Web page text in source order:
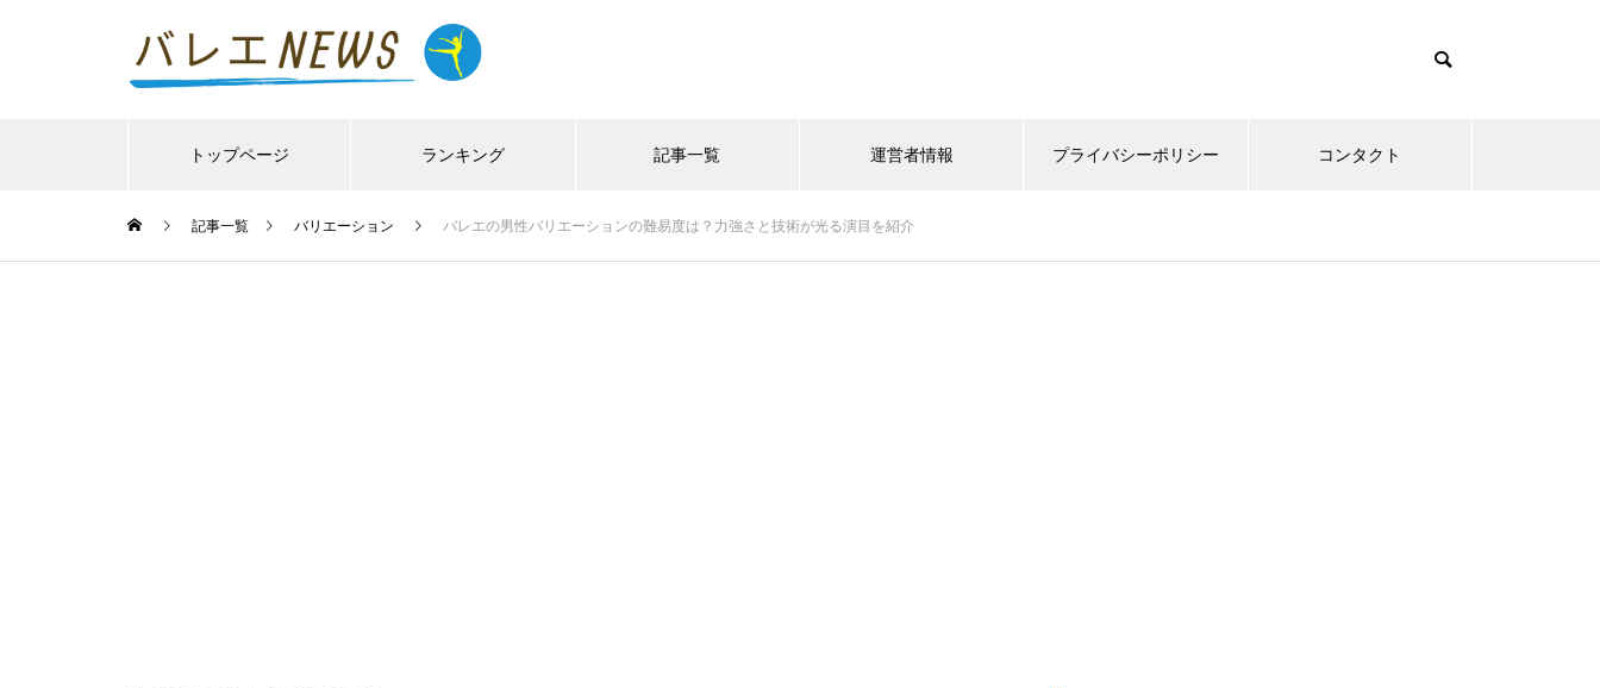
トップページ ランキング 記事一覧 運営者情報 プライバシーポリシー コンタクト
記事一覧 バリエーション バレエの男性バリエーションの難易度は？力強さと技術が光る演目を紹介